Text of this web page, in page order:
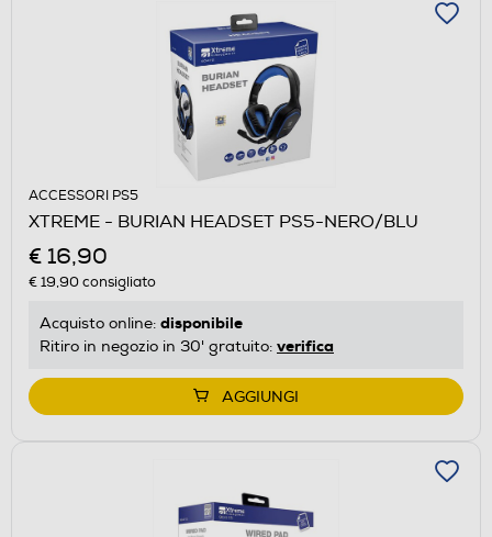
ACCESSORI PS5
XTREME - BURIAN HEADSET PS5-NERO/BLU
€ 16,90
€ 19,90consigliato
Acquisto online: disponibile
Ritiro in negozio in 30' gratuito: verifica
AGGIUNGI